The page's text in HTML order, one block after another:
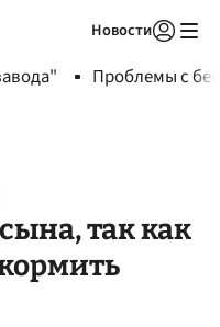
Новости
Проблемы с
так как